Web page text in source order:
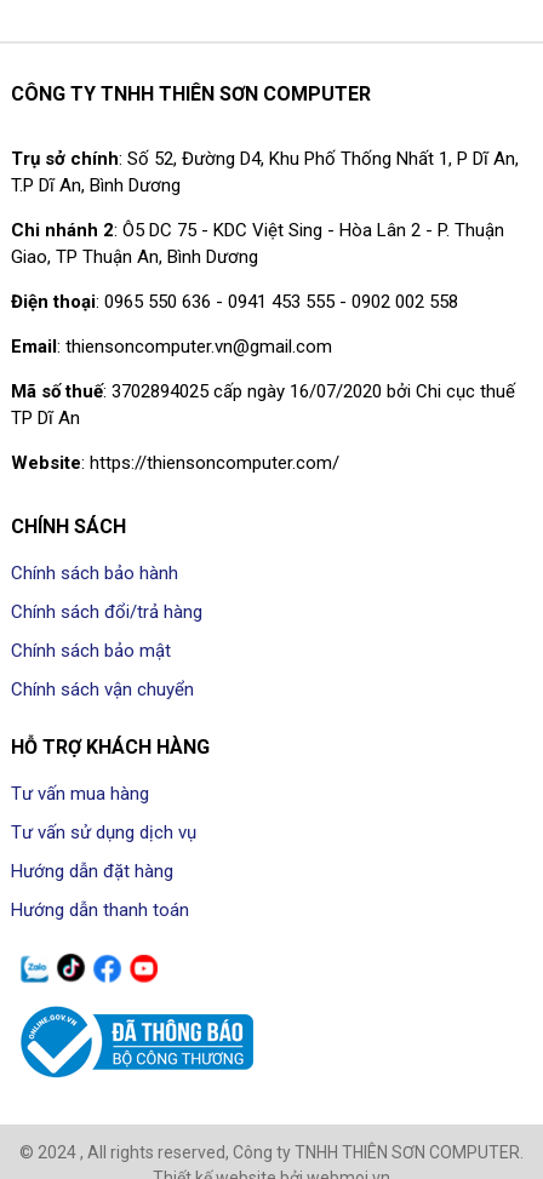
CÔNG TY TNHH THIÊN SƠN COMPUTER
Trụ sở chính: Số 52, Đường D4, Khu Phố Thống Nhất 1, P Dĩ An,
T.P Dĩ An, Bình Dương
Chi nhánh 2: Ô5 DC 75 - KDC Việt Sing - Hòa Lân 2 - P. Thuận
Giao, TP Thuận An, Bình Dương
Điện thoại: 0965 550 636 - 0941 453 555 - 0902 002 558
Email: thiensoncomputer.vn@gmail.com
Mã số thuế: 3702894025 cấp ngày 16/07/2020 bởi Chi cục thuế
TP Dĩ An
Website: https://thiensoncomputer.com/
CHÍNH SÁCH
Chính sách bảo hành
Chính sách đổi/trả hàng
Chính sách bảo mật
Chính sách vận chuyển
HỖ TRỢ KHÁCH HÀNG
Tư vấn mua hàng
Tư vấn sử dụng dịch vụ
Hướng dẫn đặt hàng
Hướng dẫn thanh toán
© 2024 , All rights reserved, Công ty TNHH THIÊN SƠN COMPUTER.